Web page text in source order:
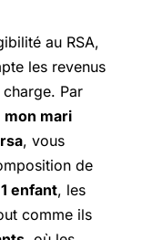
au RSA,
les revenus
Par
mon mari
, vous
de
enfant, les
comme ils